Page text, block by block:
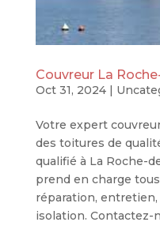
Couvreur La
Oct 31, 2024|
Votre expert
des toitures de
qualifié à La Roche-
prend en charge
réparation,
isolation. Contactez-